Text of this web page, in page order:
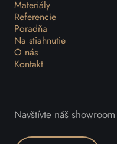
Materiály
Referencie
Poradňa
Na stiahnutie
O nás
Kontakt
Navštívte náš showroom